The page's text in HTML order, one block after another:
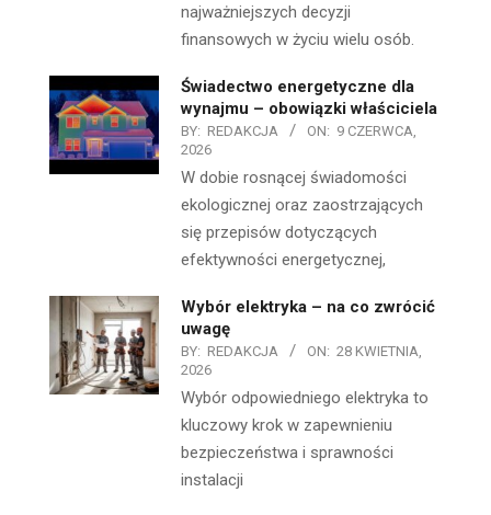
najważniejszych decyzji
finansowych w życiu wielu osób.
Świadectwo energetyczne dla
wynajmu – obowiązki właściciela
BY: REDAKCJA ON: 9 CZERWCA,
2026
W dobie rosnącej świadomości
ekologicznej oraz zaostrzających
się przepisów dotyczących
efektywności energetycznej,
Wybór elektryka – na co zwrócić
uwagę
BY: REDAKCJA ON: 28 KWIETNIA,
2026
Wybór odpowiedniego elektryka to
kluczowy krok w zapewnieniu
bezpieczeństwa i sprawności
instalacji